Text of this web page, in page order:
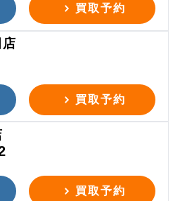
買取予約
買取予約
買取予約